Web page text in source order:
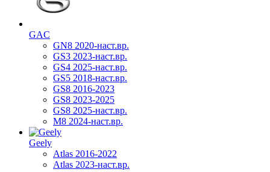
GAC
GN8 2020-наст.вр.
GS3 2023-наст.вр.
GS4 2025-наст.вр.
GS5 2018-наст.вр.
GS8 2016-2023
GS8 2023-2025
GS8 2025-наст.вр.
M8 2024-наст.вр.
Geely
Atlas 2016-2022
Atlas 2023-наст.вр.